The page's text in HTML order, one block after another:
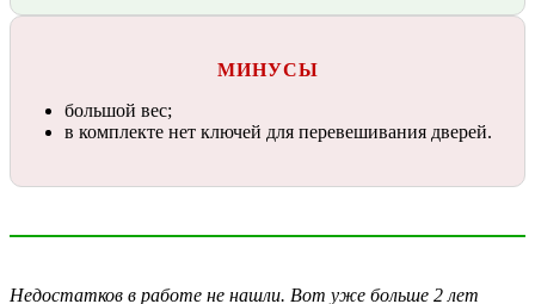
МИНУСЫ
большой вес;
в комплекте нет ключей для перевешивания дверей.
Недостатков в работе не нашли. Вот уже больше 2 лет